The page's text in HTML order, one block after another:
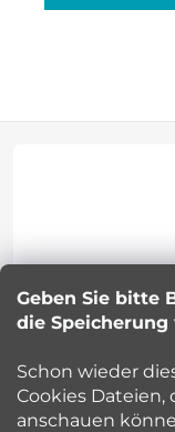
Geben Sie bitte
die Speicherung
Schon wieder
Cookies
anschauen
ß
z
e